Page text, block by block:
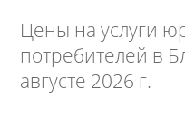
Цены на услуги
потребителей в
августе 2026 г.